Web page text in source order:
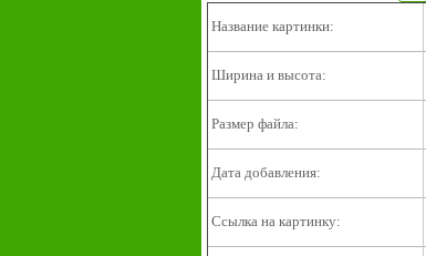
Название картинки:
Ширина и высота:
Размер файла:
Дата добавления:
Ссылка на картинку: